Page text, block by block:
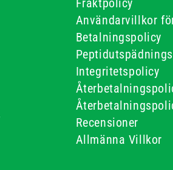
Fraktpolicy
Användarvillkor
Betalningspolicy
Integritetspolicy
Recensioner
Allmänna Villkor